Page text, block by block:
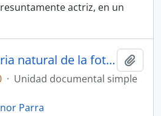
actriz, en un
Anti Parra : historia natural de la fotografía 1
· Unidad documental simple
Parra